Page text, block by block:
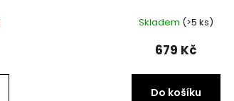
Skladem (>5 ks)
679 Kč
Do košíku